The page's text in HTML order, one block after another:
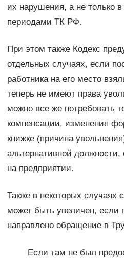
их нарушения, а не только в
периодами ТК РФ.
При этом также Кодекс
отдельных случаях, если
работника на его место
теперь не имеют права
можно все же потребовать
компенсации, изменения
книжке (причина
альтернативной должности,
на предприятии.
Также в некоторых случаях
может быть увеличен, если
направлено обращение в
Если там не был